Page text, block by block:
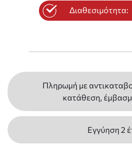
Διαθεσιμότητα:
Πληρωμή με
κατάθεση,
Εγγύηση 2